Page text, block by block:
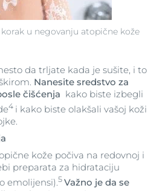
u negovanju atopične kože
da trljate kada je sušite, i to
Nanesite sredstvo za
čišćenja kako biste izbegli
4 i kako biste olakšali vašoj koži
kože počiva na redovnoj i
preparata za hidrataciju
emolijensi).5 Važno je da se